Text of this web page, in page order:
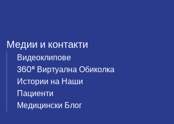
Медии и контакти
Видеоклипове
360° Виртуална Обиколка
Истории на Наши
Пациенти
Медицински Блог